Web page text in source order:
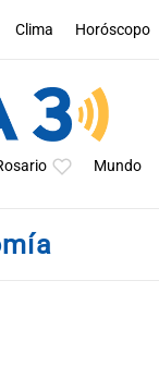
Clima Horóscopo
Mundo